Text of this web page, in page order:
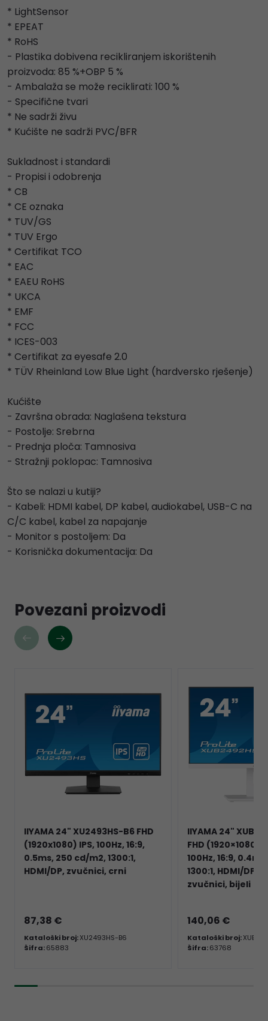
* LightSensor
* EPEAT
* RoHS
- Plastika dobivena recikliranjem iskorištenih
proizvoda: 85 %+OBP 5 %
- Ambalaža se može reciklirati: 100 %
- Specifične tvari
* Ne sadrži živu
* Kućište ne sadrži PVC/BFR
Sukladnost i standardi
- Propisi i odobrenja
* CB
* CE oznaka
* TUV/GS
* TUV Ergo
* Certifikat TCO
* EAC
* EAEU RoHS
* UKCA
* EMF
* FCC
* ICES-003
* Certifikat za eyesafe 2.0
* TÜV Rheinland Low Blue Light (hardversko rješenje)
Kućište
- Završna obrada: Naglašena tekstura
- Postolje: Srebrna
- Prednja ploča: Tamnosiva
- Stražnji poklopac: Tamnosiva
Što se nalazi u kutiji?
- Kabeli: HDMI kabel, DP kabel, audiokabel, USB-C na
C/C kabel, kabel za napajanje
- Monitor s postoljem: Da
- Korisnička dokumentacija: Da
Povezani proizvodi
IIYAMA 24" XU2493HS-B6 FHD
(1920x1080) IPS, 100Hz, 16:9,
0.5ms, 250 cd/m2, 1300:1,
HDMI/DP, zvučnici, crni
87,38 €
Kataloški broj:XU2493HS-B6
Šifra:65883
IIYAMA 24"
FHD (1920×1080)
100Hz, 16:9,
1300:1, HDMI/DP,
zvučnici, bijeli
140,06 €
Kataloški broj:
Šifra:63768